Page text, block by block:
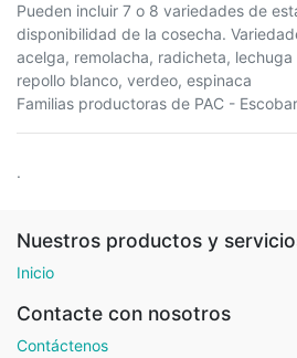
Pueden incluir 7 o 8 variedades de
disponibilidad de la cosecha.
acelga, remolacha, radicheta,
repollo blanco, verdeo, espinaca
Familias productoras de PAC - Escobar
.
Nuestros productos y
Inicio
Contacte con nosotros
Contáctenos